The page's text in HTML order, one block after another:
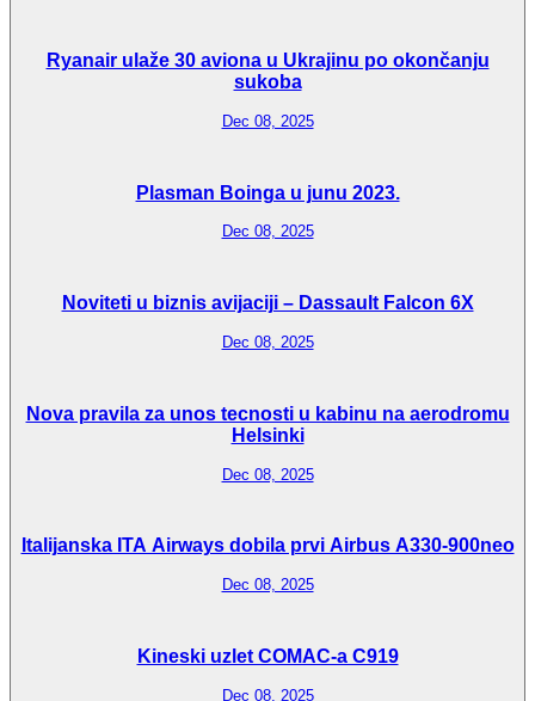
Ryanair ulaže 30 aviona u Ukrajinu po okončanju
sukoba
Dec 08, 2025
Plasman Boinga u junu 2023.
Dec 08, 2025
Noviteti u biznis avijaciji – Dassault Falcon 6X
Dec 08, 2025
Nova pravila za unos tecnosti u kabinu na aerodromu
Helsinki
Dec 08, 2025
Italijanska ITA Airways dobila prvi Airbus A330-900neo
Dec 08, 2025
Kineski uzlet COMAC-a C919
Dec 08, 2025